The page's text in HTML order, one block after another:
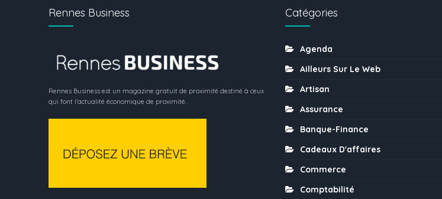
Rennes Business
Rennes Business est un magazine gratuit de proximité destiné à ceux
qui font l’actualité économique de proximité.
Catégories
Agenda
Ailleurs Sur Le Web
Artisan
Assurance
Banque-Finance
Cadeaux D'affaires
Commerce
Comptabilité